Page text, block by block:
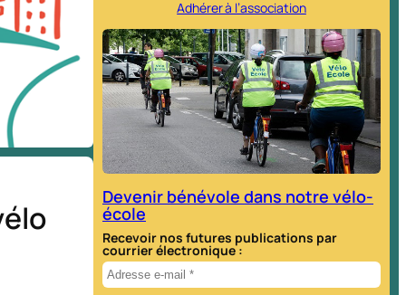
e
r
c
h
r
Adhérer à l’association
Devenir bénévole dans notre vélo-
école
Recevoir nos futures publications par
courrier électronique :